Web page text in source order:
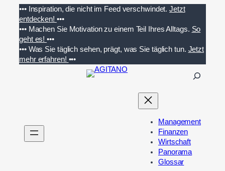
Inhalt
springen
••• Inspiration, die nicht im Feed verschwindet. Jetzt
entdecken! •••
••• Machen Sie Motivation zu einem Teil Ihres Alltags. So
geht es!•••
••• Was Sie täglich sehen, prägt, was Sie täglich tun. Jetzt
mehr erfahren! •••
n
Management
Finanzen
Wirtschaft
Panorama
Glossar